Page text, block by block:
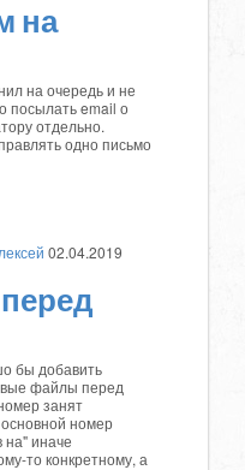
на
на очередь и не
посылать email о
отдельно.
одно письмо
02.04.2019
бы добавить
файлы перед
занят
номер
на" иначе
то конкретному, а